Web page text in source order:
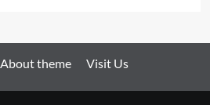
About theme Visit Us